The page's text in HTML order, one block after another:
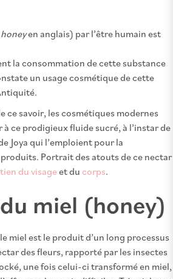
honeyen anglais) par l’être humain est
la consommation de cette substance
un usage cosmétique de cette
ce savoir, les cosmétiques modernes
à ce prodigieux fluide sucré, à l’instar de
Joya qui l’emploient pour la
Portrait des atouts de ce nectar
du visageet du corps.
miel (honey)
miel est le produit d’un long processus
des fleurs, rapporté par les insectes
une fois celui-ci transformé en miel,